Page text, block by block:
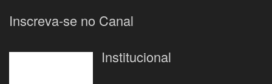
Inscreva-se no Canal
Institucional